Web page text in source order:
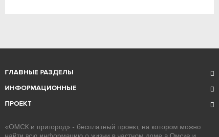
ГЛАВНЫЕ РАЗДЕЛЫ
ИНФОРМАЦИОННЫЕ
ПРОЕКТ
«ОМСК и пригород» - бесплатный проект, на котором можно